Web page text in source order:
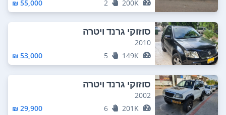
200K
2
55,000 ₪
סוזוקי גרנד ויטרה
2010
149K
5
53,000 ₪
סוזוקי גרנד ויטרה
2002
201K
6
29,900 ₪